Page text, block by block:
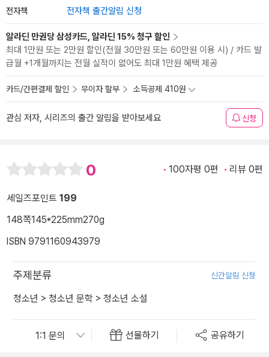
전자책 전자책 출간알림 신청
알라딘 만권당 삼성카드, 알라딘 15% 청구 할인
최대 1만원 또는 2만원 할인(전월 30만원 또는 60만원 이용 시) / 카드 발
급월 +1개월까지는 전월 실적이 없어도 최대 1만원 혜택 제공
카드/간편결제 할인 무이자 할부 소득공제 410원
관심 저자, 시리즈의 출간 알림을 받아보세요 신청
0 100자평 0편 리뷰 0편
세일즈포인트 199
148쪽145*225mm270g
ISBN 9791160943979
주제분류 신간알림 신청
청소년 > 청소년 문학 > 청소년 소설
선물하기 공유하기